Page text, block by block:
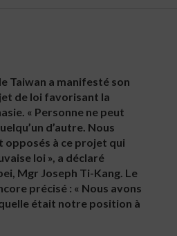
Taiwan a manifesté son
de loi favorisant la
« Personne ne peut
d’autre. Nous
opposés à ce projet qui
loi », a déclaré
Mgr Joseph Ti-Kang. Le
précisé : « Nous avons
était notre position à